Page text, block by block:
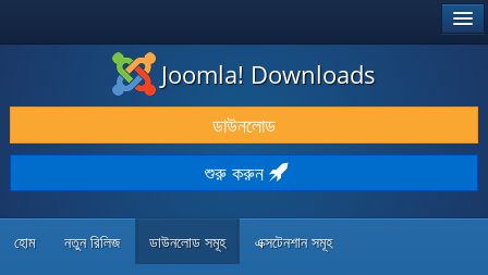
ডাউনলোড & প্রসারিত করুন
আবিষ্কার & শিখুন
কমিউনিটি & সহায়তা
Joomla! Downloads
ডাউনলোড
শুরু করুন
হোম নতুন রিলিজ ডাউনলোড সমূহ এক্সটেনশান সমূহ